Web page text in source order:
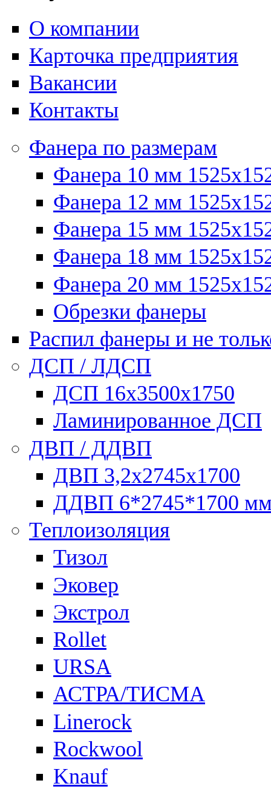
О компании
Карточка предприятия
Вакансии
Контакты
Фанера по размерам
Фанера 10 мм
Фанера 12 мм
Фанера 15 мм
Фанера 18 мм
Фанера 20 мм
Обрезки фанеры
Распил фанеры и не
ДСП / ЛДСП
ДСП 16х3500х1750
Ламинированное ДСП
ДВП / ДДВП
ДВП 3,2х2745х1700
ДДВП 6*2745*1700
Теплоизоляция
Тизол
Эковер
Экстрол
Rollet
URSA
АСТРА/ТИСМА
Linerock
Rockwool
Knauf